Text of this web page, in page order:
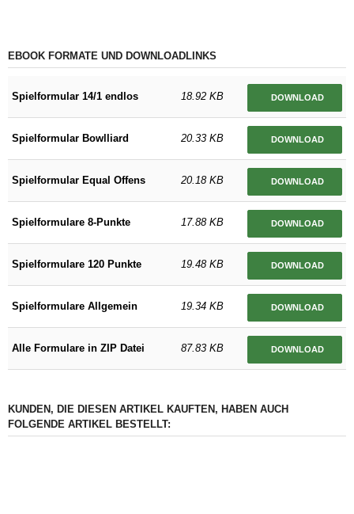
EBOOK FORMATE UND DOWNLOADLINKS
Spielformular 14/1 endlos DOWNLOAD
18.92 KB
Spielformular Bowlliard DOWNLOAD
20.33 KB
Spielformular Equal Offens DOWNLOAD
20.18 KB
Spielformulare 8-Punkte DOWNLOAD
17.88 KB
Spielformulare 120 Punkte DOWNLOAD
19.48 KB
Spielformulare Allgemein DOWNLOAD
19.34 KB
Alle Formulare in ZIP Datei DOWNLOAD
87.83 KB
KUNDEN, DIE DIESEN ARTIKEL KAUFTEN, HABEN AUCH
FOLGENDE ARTIKEL BESTELLT: